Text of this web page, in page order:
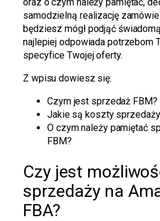
samodzielną realizację
będziesz mógł podjąć
najlepiej odpowiada potrzebom
specyfice Twojej oferty.
Z wpisu dowiesz się:
Czym jest sprzedaż FBM?
Jakie są koszty
O czym należy pamiętać
FBM?
Czy jest
sprzedaży na
FBA?